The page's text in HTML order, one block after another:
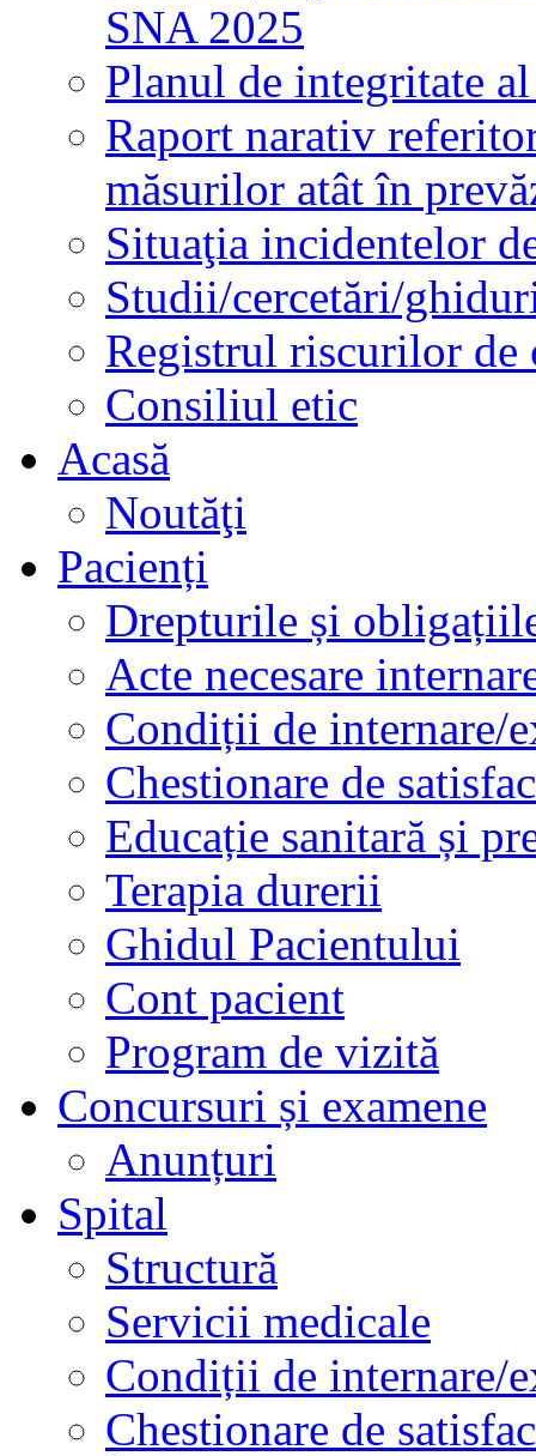
SNA 2025
Planul de integritate
Raport narativ
măsurilor atât în
Situaţia incidentelor
Studii/cercetări/
Registrul riscurilor de
Consiliul etic
Acasă
Noutăţi
Pacienți
Drepturile și
Acte necesare
Condiții de internare/
Chestionare de
Educație sanitară și
Terapia durerii
Ghidul Pacientului
Cont pacient
Program de vizită
Concursuri și examene
Anunțuri
Spital
Structură
Servicii medicale
Condiții de internare/
Chestionare de